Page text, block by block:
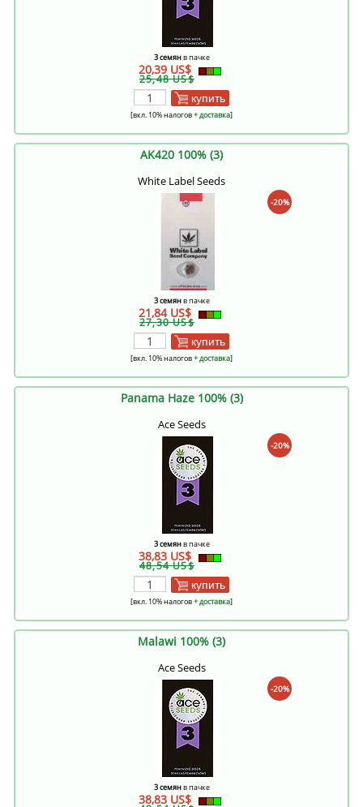
3 семянв пачке
20,39 US$
25,48 US$
купить
[вкл. 10% налогов+ доставка]
AK420 100% (3)
White Label Seeds
-20%
3 семянв пачке
21,84 US$
27,30 US$
купить
[вкл. 10% налогов+ доставка]
Panama Haze 100% (3)
Ace Seeds
-20%
3 семянв пачке
38,83 US$
48,54 US$
купить
[вкл. 10% налогов+ доставка]
Malawi 100% (3)
Ace Seeds
-20%
3 семянв пачке
38,83 US$